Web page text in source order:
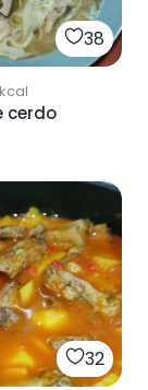
38
kcal
cerdo
32